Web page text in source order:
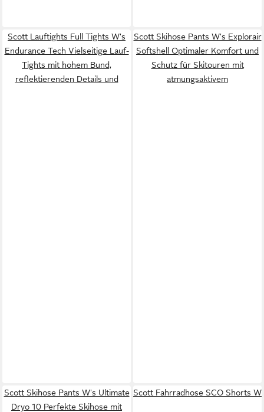
Scott Lauftights Full Tights W's
Endurance Tech Vielseitige Lauf-
Tights mit hohem Bund,
reflektierenden Details und
Scott Skihose Pants W's Explorair
Softshell Optimaler Komfort und
Schutz für Skitouren mit
atmungsaktivem
Scott Skihose Pants W's Ultimate
Dryo 10 Perfekte Skihose mit
Scott Fahrradhose SCO Shorts W